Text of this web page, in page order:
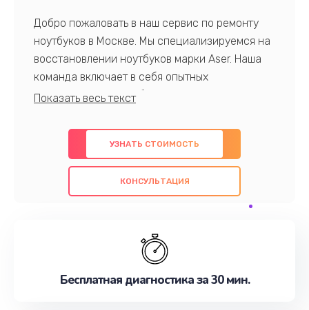
Добро пожаловать в наш сервис по ремонту
ноутбуков в Москве. Мы специализируемся на
восстановлении ноутбуков марки Aser. Наша
команда включает в себя опытных
профессионалов с обширными знаниями и
предлагаем быстрый и качественный ремонт с
использованием оригинальных компонентов, а
также гарантируем качество всех
проведенных работ. Наша цель - предоставить
наилучшим образом. Не медлите записаться на
УЗНАТЬ СТОИМОСТЬ
КОНСУЛЬТАЦИЯ
Бесплатная диагностика за 30 мин.